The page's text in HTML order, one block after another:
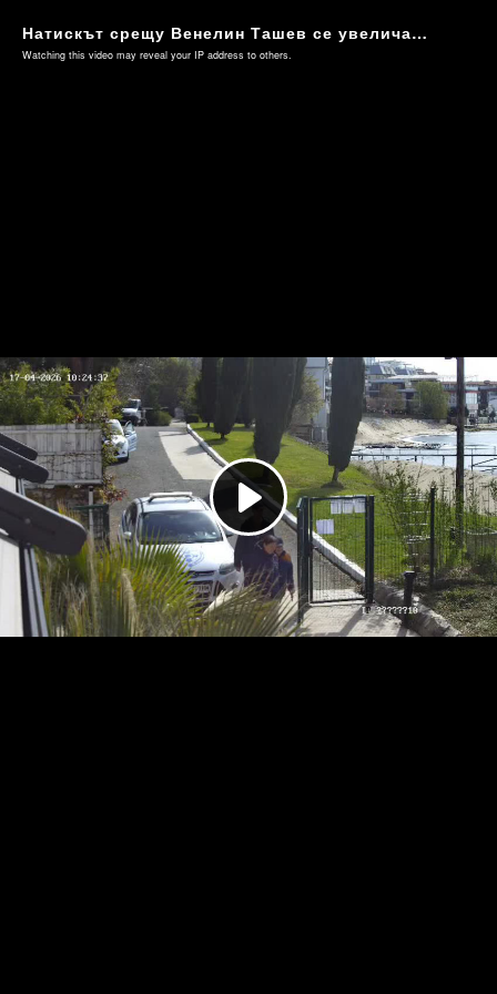
Натискът срещу Венелин Ташев се увеличава (Видео 4)
Watching this video may reveal your IP address to others.
Play
Video